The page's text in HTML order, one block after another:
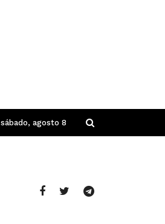
sábado, agosto 8